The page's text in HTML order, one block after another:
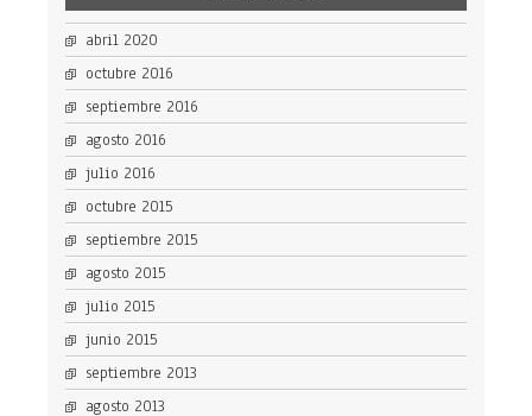
abril 2020
octubre 2016
septiembre 2016
agosto 2016
julio 2016
octubre 2015
septiembre 2015
agosto 2015
julio 2015
junio 2015
septiembre 2013
agosto 2013